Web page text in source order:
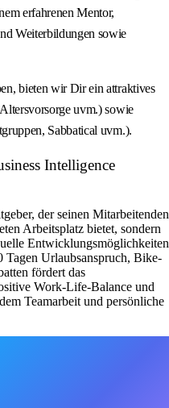
erfahrenen Mentor,
Weiterbildungen sowie
bieten wir Dir ein attraktives
uvm.) sowie
Sabbatical uvm.).
Intelligence
der seinen Mitarbeitenden
Arbeitsplatz bietet, sondern
Entwicklungsmöglichkeiten
Urlaubsanspruch, Bike-
fördert das
Work-Life-Balance und
Teamarbeit und persönliche